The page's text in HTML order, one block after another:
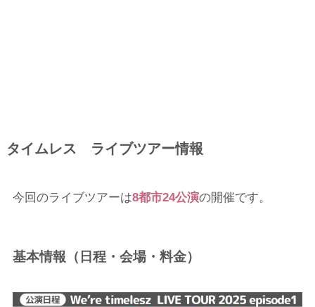
タイムレス ライブツアー情報
今回のライブツアーは8都市24公演の開催です。
基本情報（日程・会場・料金）